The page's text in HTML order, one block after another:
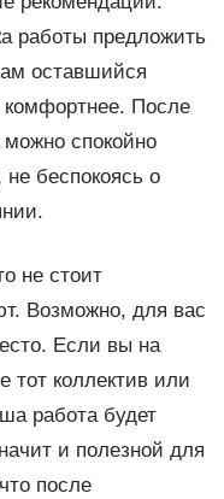
работы предложить
оставшийся
комфортнее. После
можно спокойно
не беспокоясь о
не стоит
Возможно, для вас
Если вы на
тот коллектив или
работа будет
и полезной для
после